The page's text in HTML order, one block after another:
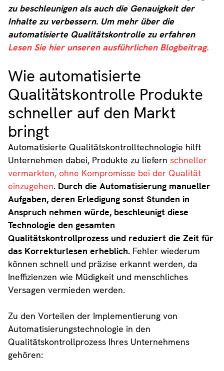
zu beschleunigen als auch die Genauigkeit der
Inhalte zu verbessern. Um mehr über die
automatisierte Qualitätskontrolle zu erfahren
Lesen Sie hier unseren ausführlichen Blogbeitrag.
Wie automatisierte
Qualitätskontrolle Produkte
schneller auf den Markt
bringt
Automatisierte Qualitätskontrolltechnologie hilft
Unternehmen dabei, Produkte zu liefern schneller
vermarkten, ohne Kompromisse bei der Qualität
einzugehen. Durch die Automatisierung manueller
Aufgaben, deren Erledigung sonst Stunden in
Anspruch nehmen würde, beschleunigt diese
Technologie den gesamten
Qualitätskontrollprozess und reduziert die Zeit für
das Korrekturlesen erheblich.Fehler wiederum
können schnell und präzise erkannt werden, da
Ineffizienzen wie Müdigkeit und menschliches
Versagen vermieden werden.
Zu den Vorteilen der Implementierung von
Automatisierungstechnologie in den
Qualitätskontrollprozess Ihres Unternehmens
gehören: